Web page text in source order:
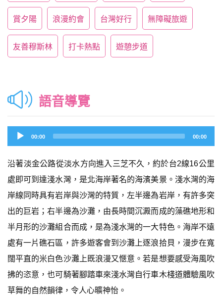
賞夕陽 浪漫約會 台灣好行 無障礙旅遊
友善穆斯林 打卡熱點 遊憩步道
語音導覽
Audio
Player
00:00 00:00
沿著淡金公路從淡水方向進入三芝不久，約於台2線16公里
處即可到達淺水灣，是北海岸著名的海濱美景。淺水灣的海
岸線同時具有岩岸與沙灣的特質，左半邊為岩岸，有許多突
出的巨岩；右半邊為沙灘，由長時間沉澱而成的藻礁地形和
半月形的沙灘組合而成，是為淺水灣的一大特色。海岸不遠
處有一片礁石區，許多遊客會到沙灘上逐浪拾貝，漫步在寬
闊平直的米白色沙灘上既浪漫又愜意。若是想要感受海風吹
拂的恣意，也可騎著腳踏車來淺水灣自行車木棧道體驗風吹
草舞的自然韻律，令人心曠神怡。